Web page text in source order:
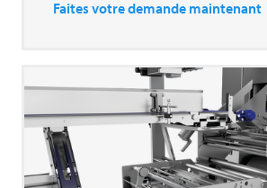
Faites votre demande maintenant